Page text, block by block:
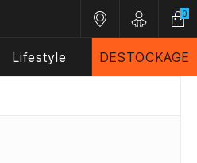
Nos magasins
Customer
0
Lifestyle DESTOCKAGE